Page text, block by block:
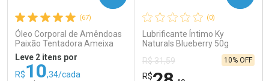
Comprar sem Desconto
Por R$ 189,99/cada
Comprar sem Desconto
Por R$ 189,99/cada
Comprar sem Desconto
Por R$ 14,39/cada
Comprar sem Desconto
Por R$ 14,39/cada
(67)
Óleo Corporal de Amêndoas
Paixão Tentadora Ameixa
Rubi 100ml
Leve 2 itens por
R$10,34/cada
(0)
Lubrificante Íntimo Ky
Naturals Blueberry 50g
R$ 31,59
R$
10% OFF